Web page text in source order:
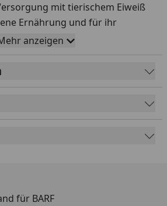
mit tierischem Eiweiß
Ernährung und für ihr
garantiert. Mit HFC-
ursprünglich in
jetzt als Katzennahrung
traditionelle Rezept. In der
reichhaltigen Kochbrühe, ideal
der Katze.
anzeigen
für BARF